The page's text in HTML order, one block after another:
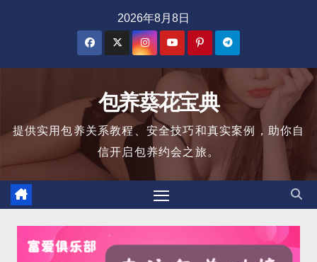
2026年8月8日
包养葵花宝典
提供实用包养关系教程、安全技巧和真实案例，助你自
信开启包养约会之旅。